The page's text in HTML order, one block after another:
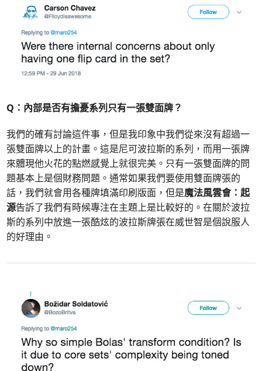
Q：內部是否有擔憂系列只有一張雙面牌？
我們的確有討論這件事，但是我印象中我們從來沒有超過一
張雙面牌以上的計畫。這是尼可波拉斯的系列，而用一張牌
來體現他火花的點燃感覺上就很完美。只有一張雙面牌的問
題基本上是個財務問題。通常如果我們要使用雙面牌張的
話，我們就會用各種牌填滿印刷版面，但是魔法風雲會：起
源告訴了我們有時候專注在主題上是比較好的。在關於波拉
斯的系列中放進一張酷炫的波拉斯牌張在威世智是個說服人
的好理由。